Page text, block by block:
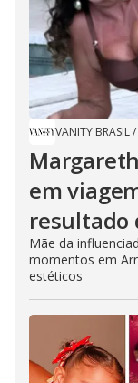
VANITY BRASIL/
em
resultado
Mãe da
momentos em
estéticos